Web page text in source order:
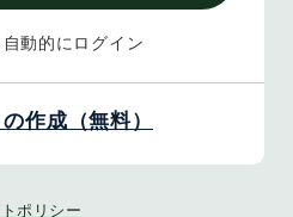
動的にログイン
作成（無料）
ポリシー